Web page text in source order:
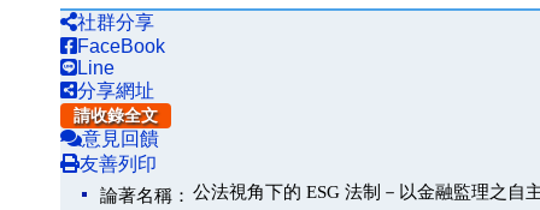
社群分享
FaceBook
Line
分享網址
請收錄全文
意見回饋
友善列印
論著名稱： 公法視角下的 ESG 法制－以金融監理之自